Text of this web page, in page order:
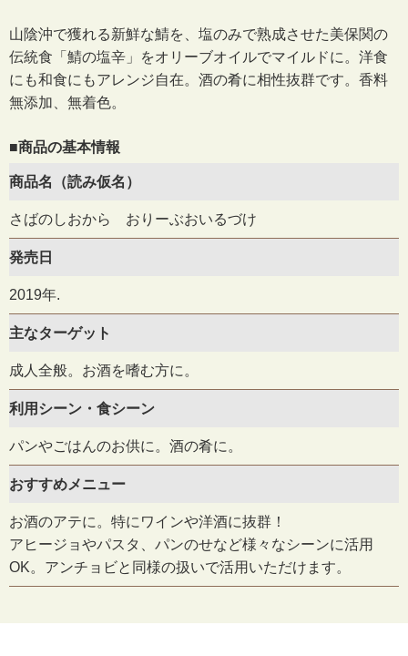
山陰沖で獲れる新鮮な鯖を、塩のみで熟成させた美保関の
伝統食「鯖の塩辛」をオリーブオイルでマイルドに。洋食
にも和食にもアレンジ自在。酒の肴に相性抜群です。香料
無添加、無着色。
■商品の基本情報
商品名（読み仮名）
さばのしおから おりーぶおいるづけ
発売日
2019年.
主なターゲット
成人全般。お酒を嗜む方に。
利用シーン・食シーン
パンやごはんのお供に。酒の肴に。
おすすめメニュー
お酒のアテに。特にワインや洋酒に抜群！
アヒージョやパスタ、パンのせなど様々なシーンに活用
OK。アンチョビと同様の扱いで活用いただけます。